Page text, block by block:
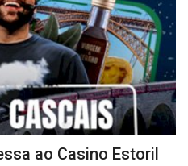
ao Casino Estoril